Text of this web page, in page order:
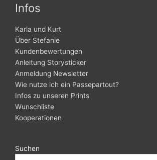
Infos
Karla und Kurt
Über Stefanie
Kundenbewertungen
Anleitung Storysticker
Anmeldung Newsletter
Wie nutze ich ein Passepartout?
Infos zu unseren Prints
Wunschliste
Kooperationen
Suchen